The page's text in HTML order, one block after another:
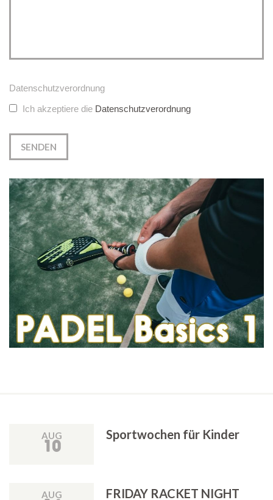
Datenschutzverordnung
Ich akzeptiere die Datenschutzverordnung
SENDEN
AUG
10
Sportwochen für Kinder
AUG FRIDAY RACKET NIGHT